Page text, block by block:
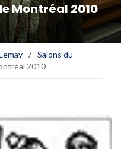
Montréal 2010
/ Salons du
2010